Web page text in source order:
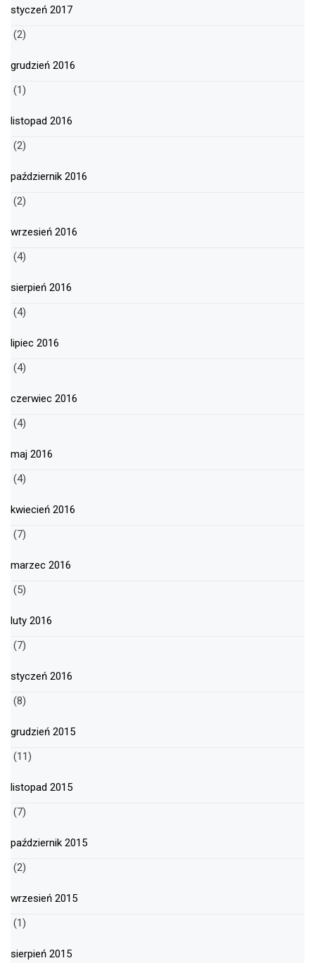
styczeń 2017
(2)
grudzień 2016
(1)
listopad 2016
(2)
październik 2016
(2)
wrzesień 2016
(4)
sierpień 2016
(4)
lipiec 2016
(4)
czerwiec 2016
(4)
maj 2016
(4)
kwiecień 2016
(7)
marzec 2016
(5)
luty 2016
(7)
styczeń 2016
(8)
grudzień 2015
(11)
listopad 2015
(7)
październik 2015
(2)
wrzesień 2015
(1)
sierpień 2015